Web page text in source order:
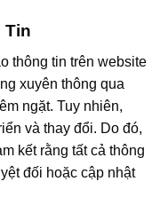
Tin
thông tin trên website
xuyên thông qua
ngặt. Tuy nhiên,
và thay đổi. Do đó,
kết rằng tất cả thông
đối hoặc cập nhật